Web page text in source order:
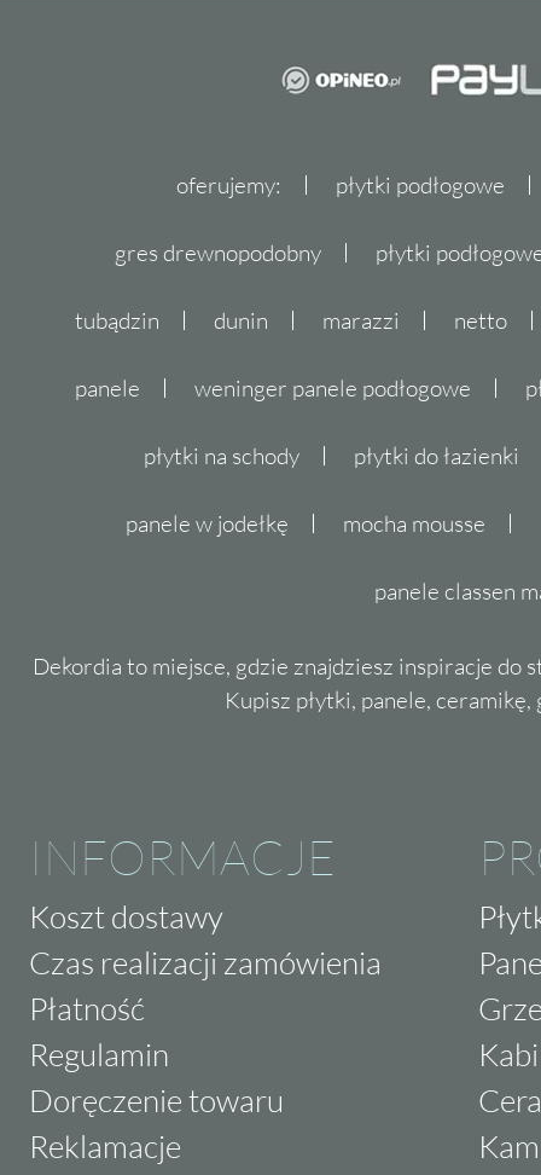
oferujemy: płytki podłogowe
gres drewnopodobny płytki
tubądzin dunin marazzi netto
panele weninger panele podłogowe
płytki na schody płytki do łazienki
panele w jodełkę mocha mousse
panele classen
Dekordia to miejsce, gdzie znajdziesz inspiracje do
Kupisz płytki, panele,
INFORMACJE
Koszt dostawy
Czas realizacji zamówienia
Płatność
Regulamin
Doręczenie towaru
Reklamacje